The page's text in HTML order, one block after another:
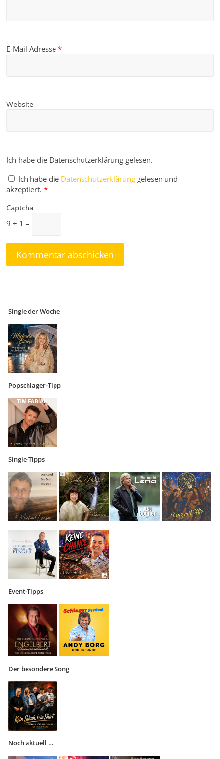
E-Mail-Adresse*
Website
Ich habe die Datenschutzerklärung gelesen.
Ich habe die Datenschutzerklärung gelesen und
akzeptiert. *
Captcha
9 + 1 =
Single der Woche
Popschlager-Tipp
Single-Tipps
Event-Tipps
Der besondere Song
Noch aktuell …